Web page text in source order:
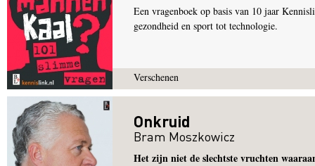
Een vragenboek op basis van 10 jaar
gezondheid en sport tot technologie.
Verschenen
Onkruid
Bram Moszkowicz
Het zijn niet de slechtste vruchten